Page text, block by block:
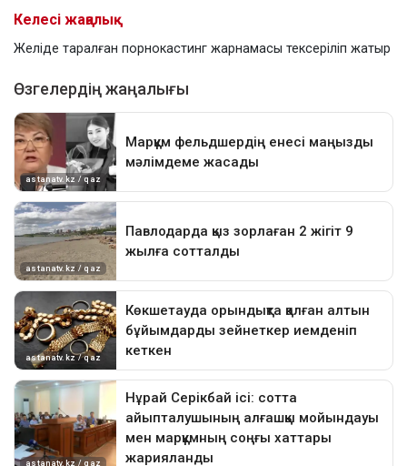
Келесі жаңалық
Желіде таралған порнокастинг жарнамасы тексеріліп жатыр